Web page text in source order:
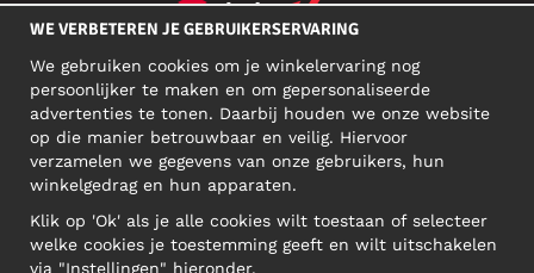
SOCIAL MEDIA
ZAKELIJK ADRES
Narva mnt 5, EE-10117 Tallinn
Reg: 12356245
WE VERBETEREN JE GEBRUIKERSERVARING
We gebruiken cookies om je winkelervaring nog
persoonlijker te maken en om gepersonaliseerde
advertenties te tonen. Daarbij houden we onze website
op die manier betrouwbaar en veilig. Hiervoor
verzamelen we gegevens van onze gebruikers, hun
winkelgedrag en hun apparaten.
Klik op 'Ok' als je alle cookies wilt toestaan of selecteer
welke cookies je toestemming geeft en wilt uitschakelen
via "Instellingen" hieronder.